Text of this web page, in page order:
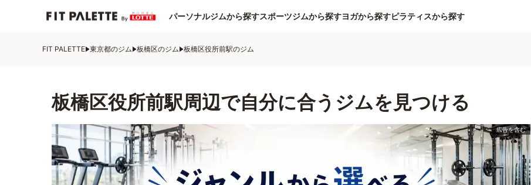
パーソナルジムから探すスポーツジムから探すヨガから探すピラティスから探す
FIT PALETTE 東京都のジム 板橋区のジム 板橋区役所前駅のジム
板橋区役所前駅周辺で自分に合うジムを見つける